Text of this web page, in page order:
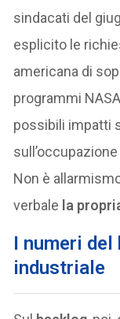
sindacati del
esplicito le
americana di
programmi
possibili impatti
Non è
verbale la
I numeri del
industriale